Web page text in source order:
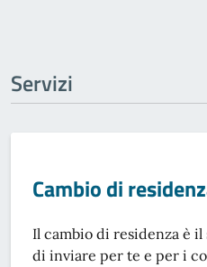
Servizi
Cambio di
Il cambio di residenza è
di inviare per te e per i